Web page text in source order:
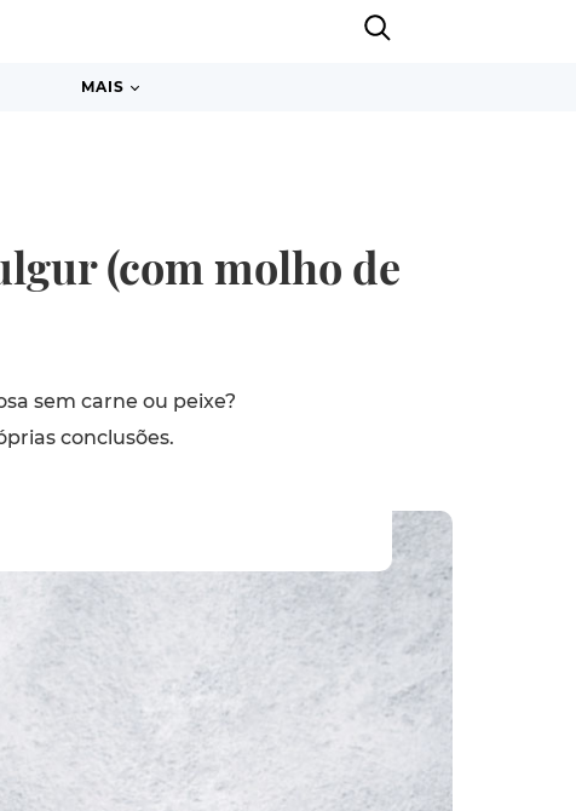
MAIS
(com molho de
sem carne ou peixe?
conclusões.